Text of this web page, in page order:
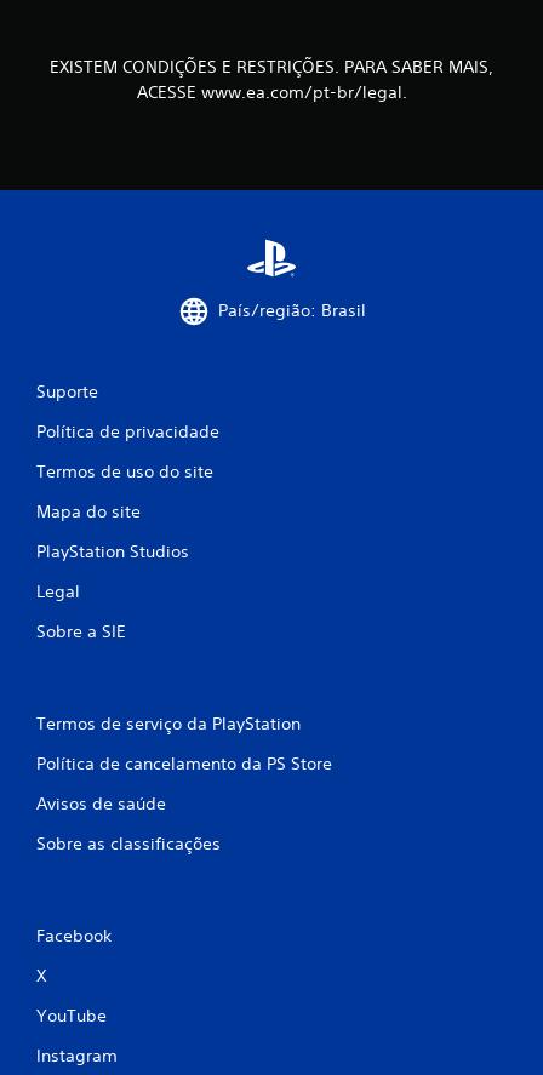
EXISTEM CONDIÇÕES E RESTRIÇÕES. PARA SABER MAIS,
ACESSE www.ea.com/pt-br/legal.
País/região: Brasil
Suporte
Política de privacidade
Termos de uso do site
Mapa do site
PlayStation Studios
Legal
Sobre a SIE
Termos de serviço da PlayStation
Política de cancelamento da PS Store
Avisos de saúde
Sobre as classificações
Facebook
X
YouTube
Instagram